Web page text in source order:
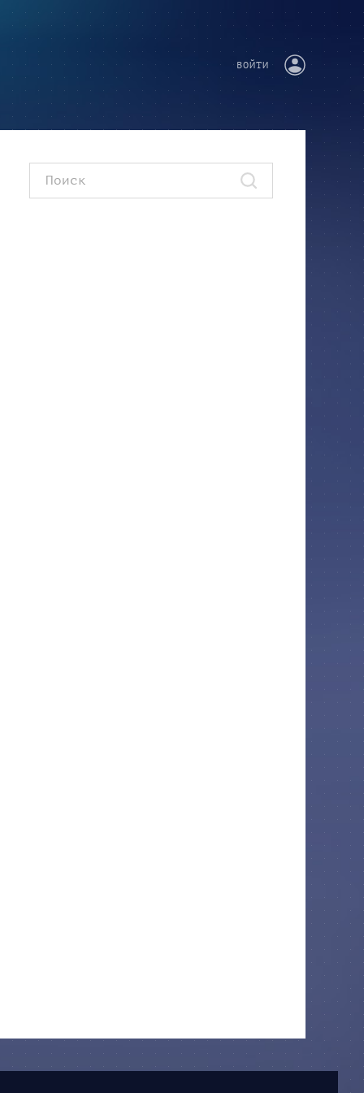
ВОЙТИ